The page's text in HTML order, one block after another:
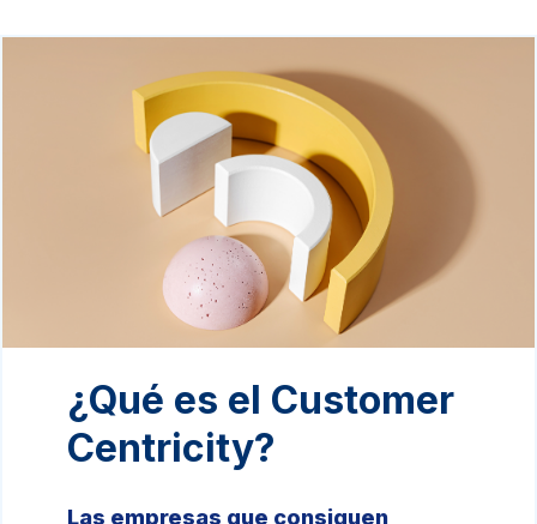
¿Qué es el Customer
Centricity?
Las empresas que consiguen